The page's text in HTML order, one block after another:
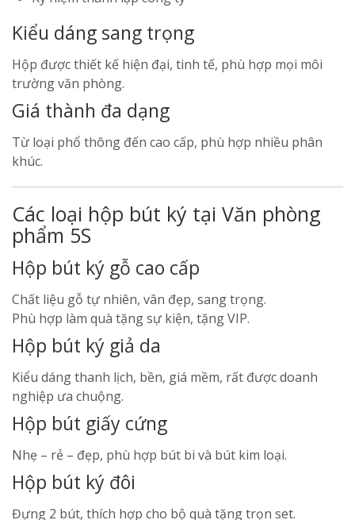
Kiểu dáng sang trọng
Hộp được thiết kế hiện đại, tinh tế, phù hợp mọi môi
trường văn phòng.
Giá thành đa dạng
Từ loại phổ thông đến cao cấp, phù hợp nhiều phân
khúc.
Các loại hộp bút ký tại Văn phòng
phẩm 5S
Hộp bút ký gỗ cao cấp
Chất liệu gỗ tự nhiên, vân đẹp, sang trọng.
Phù hợp làm quà tặng sự kiện, tặng VIP.
Hộp bút ký giả da
Kiểu dáng thanh lịch, bền, giá mềm, rất được doanh
nghiệp ưa chuộng.
Hộp bút giấy cứng
Nhẹ – rẻ – đẹp, phù hợp bút bi và bút kim loại.
Hộp bút ký đôi
Đựng 2 bút, thích hợp cho bộ quà tặng trọn set.